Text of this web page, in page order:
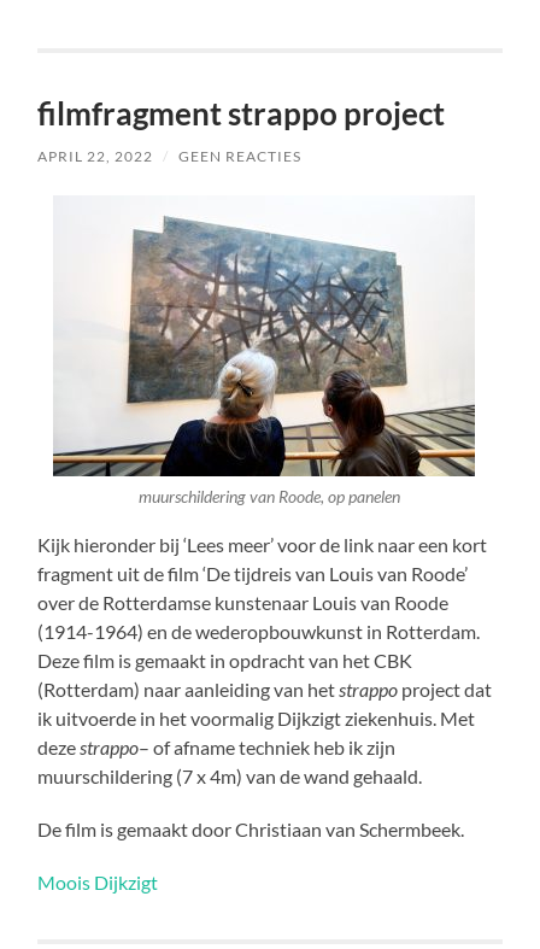
filmfragment strappo project
APRIL 22, 2022 / GEEN REACTIES
muurschildering van Roode, op panelen
Kijk hieronder bij ‘Lees meer’ voor de link naar een kort
fragment uit de film ‘De tijdreis van Louis van Roode’
over de Rotterdamse kunstenaar Louis van Roode
(1914-1964) en de wederopbouwkunst in Rotterdam.
Deze film is gemaakt in opdracht van het CBK
(Rotterdam) naar aanleiding van hetstrappo project dat
ik uitvoerde in het voormalig Dijkzigt ziekenhuis. Met
dezestrappo– of afname techniek heb ik zijn
muurschildering (7 x 4m) van de wand gehaald.
De film is gemaakt door Christiaan van Schermbeek.
Moois Dijkzigt